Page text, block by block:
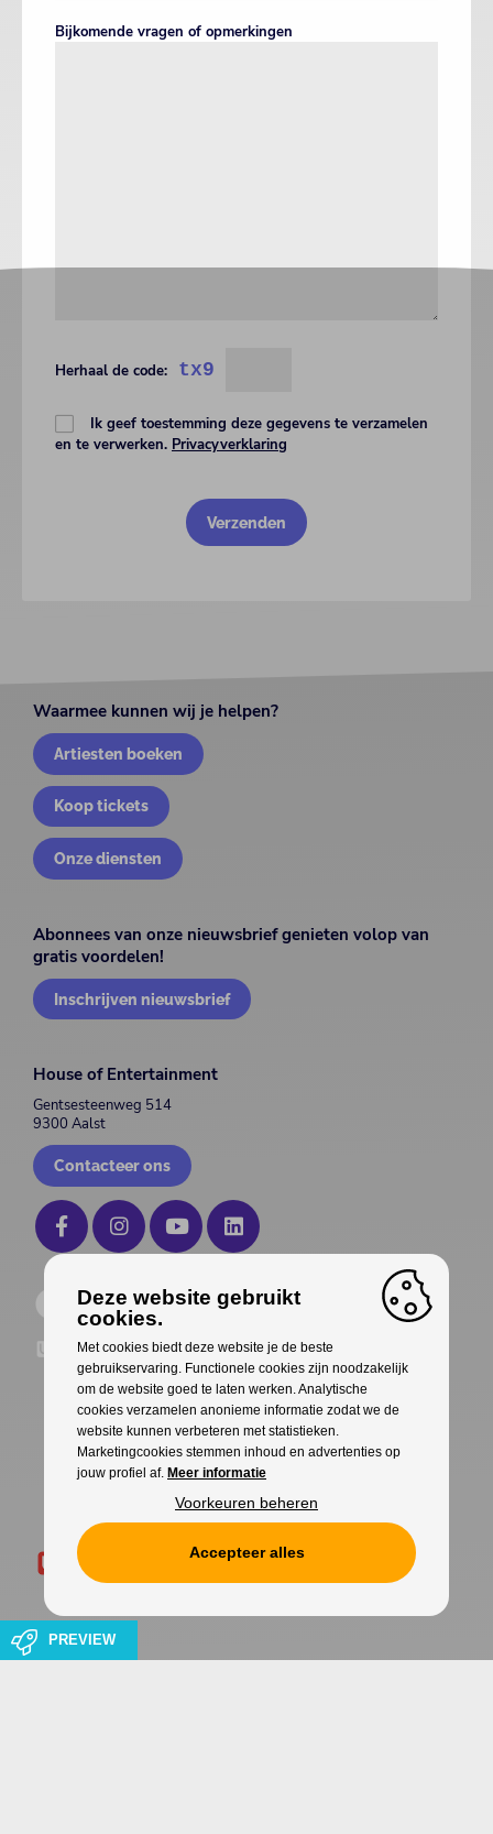
PREVIEW
Bijkomende vragen of opmerkingen
Herhaal de code: tx9
Ik geef toestemming deze gegevens te verzamelen
en te verwerken. Privacyverklaring
Waarmee kunnen wij je helpen?
Artiesten boeken
Koop tickets
Onze diensten
Abonnees van onze nieuwsbrief genieten volop van
gratis voordelen!
Inschrijven nieuwsbrief
House of Entertainment
Gentsesteenweg 514
9300 Aalst
Contacteer ons
Deze website gebruikt
cookies.
Met cookies biedt deze website je de beste
gebruikservaring. Functionele cookies zijn noodzakelijk
om de website goed te laten werken. Analytische
cookies verzamelen anonieme informatie zodat we de
website kunnen verbeteren met statistieken.
Marketingcookies stemmen inhoud en advertenties op
jouw profiel af. Meer informatie
Voorkeuren beheren
Accepteer alles